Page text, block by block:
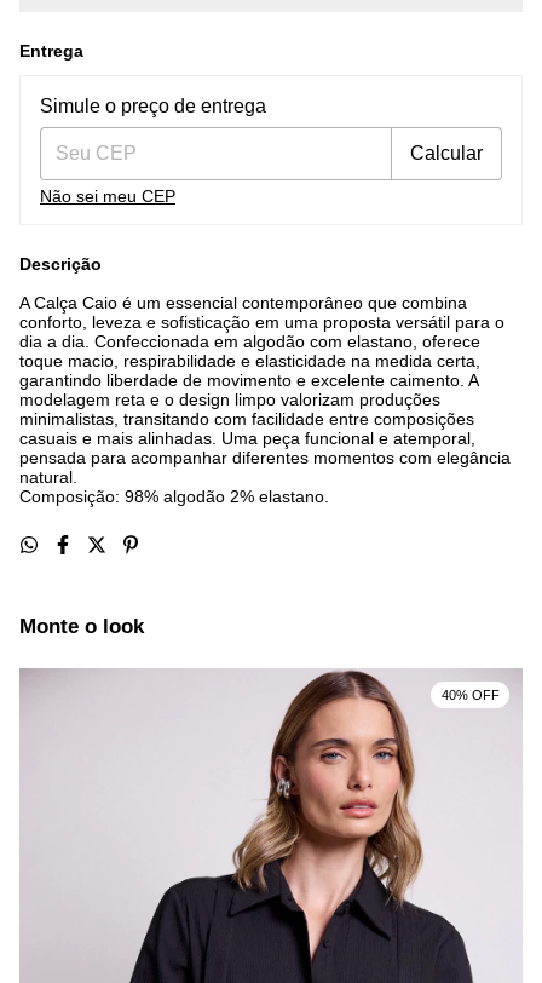
Entrega
Entregas para o CEP:
Simule o preço de entrega
Calcular
Não sei meu CEP
Descrição
A Calça Caio é um essencial contemporâneo que combina
conforto, leveza e sofisticação em uma proposta versátil para o
dia a dia. Confeccionada em algodão com elastano, oferece
toque macio, respirabilidade e elasticidade na medida certa,
garantindo liberdade de movimento e excelente caimento. A
modelagem reta e o design limpo valorizam produções
minimalistas, transitando com facilidade entre composições
casuais e mais alinhadas. Uma peça funcional e atemporal,
pensada para acompanhar diferentes momentos com elegância
natural.
Composição: 98% algodão 2% elastano.
Monte o look
40% OFF